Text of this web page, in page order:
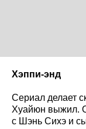
Хэппи-энд
Сериал делает
Хуайюн выжил.
с Шэнь Сихэ и